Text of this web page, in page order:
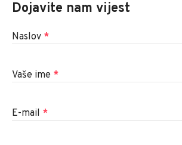
Dojavite nam vijest
Naslov *
Vaše ime *
E-mail *